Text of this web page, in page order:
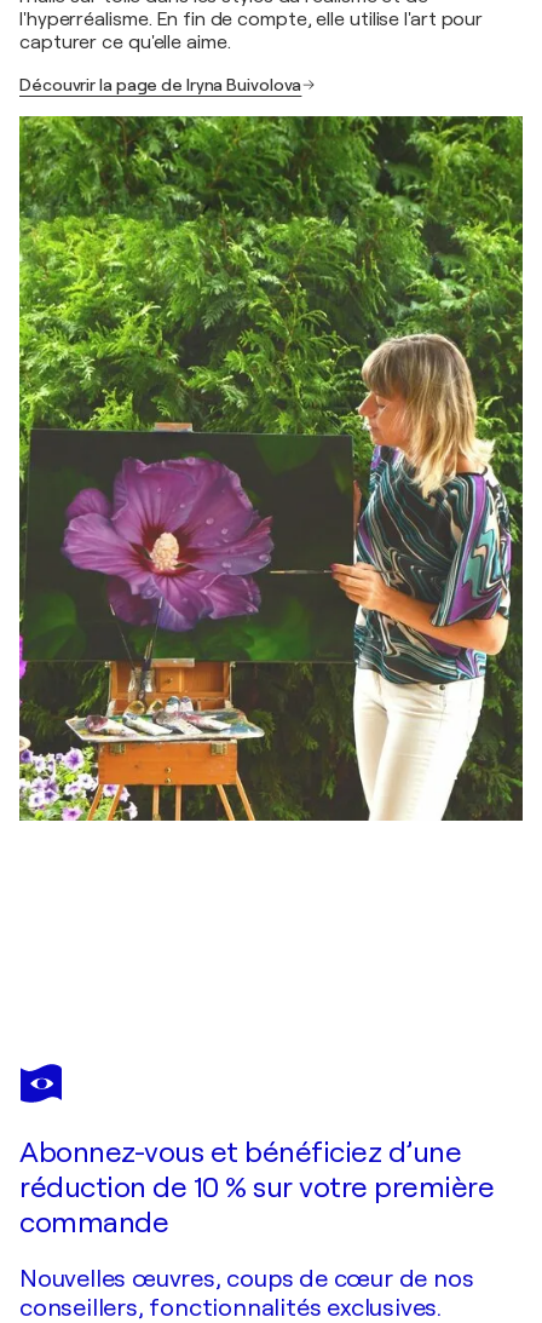
l'hyperréalisme. En fin de compte, elle utilise l'art pour
capturer ce qu'elle aime.
Découvrir la page de Iryna Buivolova
IRYNA BUIVOLOVA
Twilight by the Waves
Abonnez-vous et bénéficiez d’une
réduction de 10 % sur votre première
commande
Nouvelles œuvres, coups de cœur de nos
conseillers, fonctionnalités exclusives.